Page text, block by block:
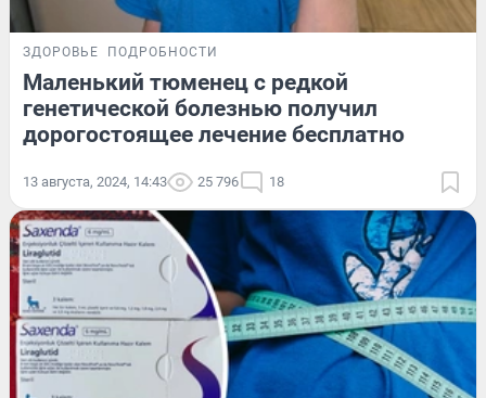
ЗДОРОВЬЕ ПОДРОБНОСТИ
Маленький тюменец с редкой
генетической болезнью получил
дорогостоящее лечение бесплатно
13 августа, 2024, 14:43 25 796 18